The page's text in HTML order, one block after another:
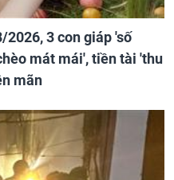
3 con giáp 'số
mát mái', tiền tài 'thu
mãn